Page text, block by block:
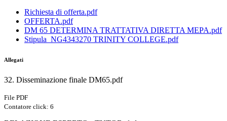
Richiesta di offerta.pdf
OFFERTA.pdf
DM 65 DETERMINA TRATTATIVA DIRETTA MEPA.pdf
Stipula_NG4343270 TRINITY COLLEGE.pdf
Allegati
32. Disseminazione finale DM65.pdf
File PDF
Contatore click: 6